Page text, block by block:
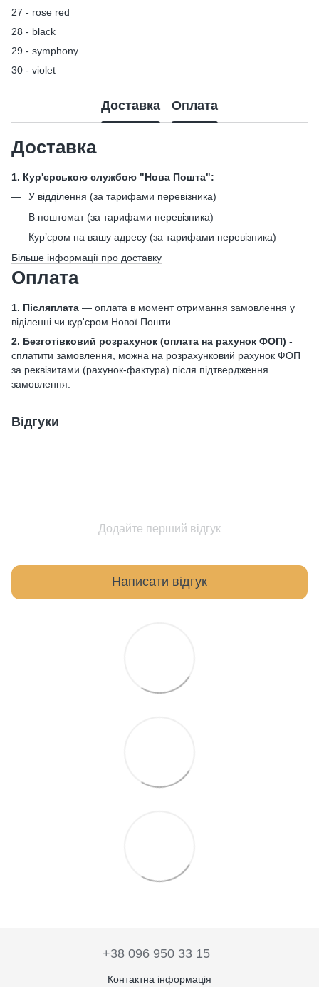
27 - rose red
28 - black
29 - symphony
30 - violet
Доставка Оплата
Доставка
1. Кур'єрською службою "Нова Пошта":
У відділення (за тарифами перевізника)
В поштомат (за тарифами перевізника)
Кур’єром на вашу адресу (за тарифами перевізника)
Більше інформації про доставку
Оплата
1. Післяплата — оплата в момент отримання замовлення у
віділенні чи кур'єром Нової Пошти
2. Безготівковий розрахунок (оплата на рахунок ФОП) -
сплатити замовлення, можна на розрахунковий рахунок ФОП
за реквізитами (рахунок-фактура) після підтвердження
замовлення.
Відгуки
Додайте перший відгук
Написати відгук
+38 096 950 33 15
Контактна інформація